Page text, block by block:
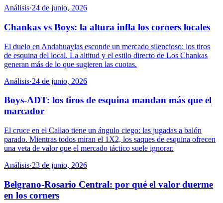
Análisis·24 de junio, 2026
Chankas vs Boys: la altura infla los corners locales
El duelo en Andahuaylas esconde un mercado silencioso: los tiros
de esquina del local. La altitud y el estilo directo de Los Chankas
generan más de lo que sugieren las cuotas.
Análisis·24 de junio, 2026
Boys-ADT: los tiros de esquina mandan más que el
marcador
El cruce en el Callao tiene un ángulo ciego: las jugadas a balón
parado. Mientras todos miran el 1X2, los saques de esquina ofrecen
una veta de valor que el mercado táctico suele ignorar.
Análisis·23 de junio, 2026
Belgrano-Rosario Central: por qué el valor duerme
en los corners